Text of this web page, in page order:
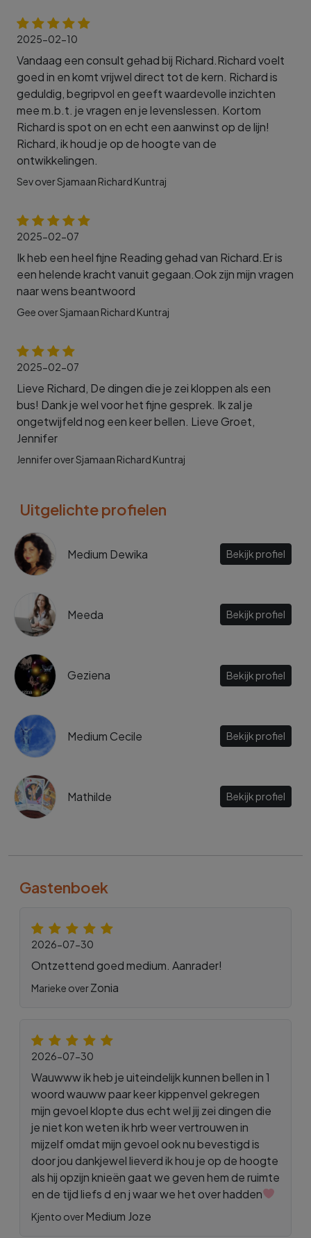
2025-02-10
Vandaag een consult gehad bij Richard.Richard voelt
goed in en komt vrijwel direct tot de kern. Richard is
geduldig, begripvol en geeft waardevolle inzichten
mee m.b.t. je vragen en je levenslessen. Kortom
Richard is spot on en echt een aanwinst op de lijn!
Richard, ik houd je op de hoogte van de
ontwikkelingen.
Sev over Sjamaan Richard Kuntraj
2025-02-07
Ik heb een heel fijne Reading gehad van Richard.Er is
een helende kracht vanuit gegaan.Ook zijn mijn vragen
naar wens beantwoord
Gee over Sjamaan Richard Kuntraj
2025-02-07
Lieve Richard, De dingen die je zei kloppen als een
bus! Dank je wel voor het fijne gesprek. Ik zal je
ongetwijfeld nog een keer bellen. Lieve Groet,
Jennifer
Jennifer over Sjamaan Richard Kuntraj
Uitgelichte profielen
Medium Dewika Bekijk profiel
Meeda Bekijk profiel
Geziena Bekijk profiel
Medium Cecile Bekijk profiel
Mathilde Bekijk profiel
Gastenboek
2026-07-30
Ontzettend goed medium. Aanrader!
Marieke overZonia
2026-07-30
Wauwww ik heb je uiteindelijk kunnen bellen in 1
woord wauww paar keer kippenvel gekregen
mijn gevoel klopte dus echt wel jij zei dingen die
je niet kon weten ik hrb weer vertrouwen in
mijzelf omdat mijn gevoel ook nu bevestigd is
door jou dankjewel lieverd ik hou je op de hoogte
als hij opzijn knieën gaat we geven hem de ruimte
en de tijd liefs d en j waar we het over hadden
Kjento overMedium Joze